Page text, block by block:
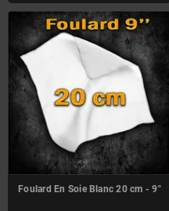
Foulard En Soie Blanc 20 cm - 9"